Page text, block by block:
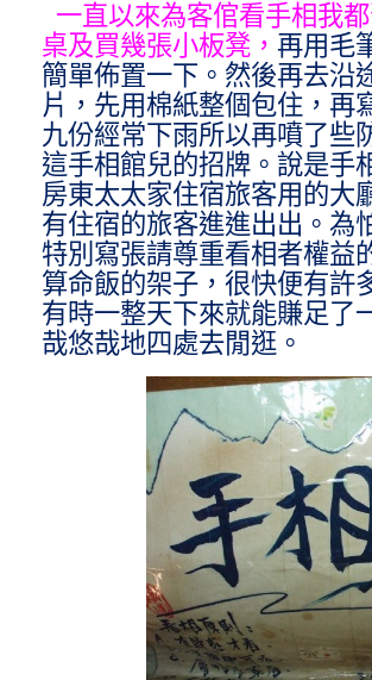
一直以來為客倌看手相我
桌及買幾張小板凳， 再用毛
簡單佈置一下。然後再去沿
片，先用棉紙整個包住，再
九份經常下雨所以再噴了些
這手相館兒的招牌。說是手
房東太太家住宿旅客用的大
有住宿的旅客進進出出。為
特別寫張請尊重看相者權益
算命飯的架子，很快便有許
有時一整天下來就能賺足了
哉悠哉地四處去閒逛。